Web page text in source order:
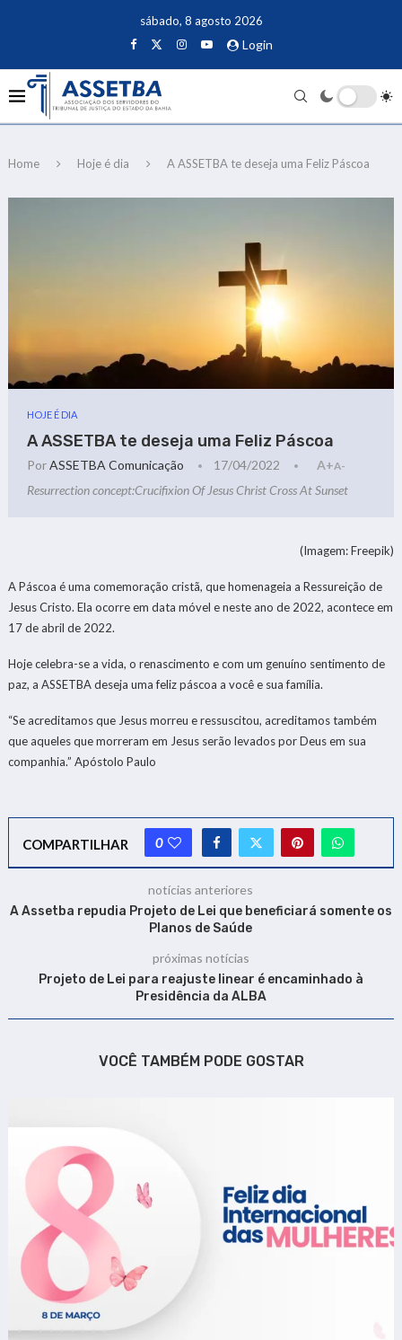
sábado, 8 agosto 2026
Login
Home Hoje é dia A ASSETBA te deseja uma Feliz Páscoa
HOJE É DIA
A ASSETBA te deseja uma Feliz Páscoa
PorASSETBA Comunicação 17/04/2022 A+A-
Resurrection concept:Crucifixion Of Jesus Christ Cross At Sunset
(Imagem: Freepik)
A Páscoa é uma comemoração cristã, que homenageia a Ressureição de
Jesus Cristo. Ela ocorre em data móvel e neste ano de 2022, acontece em
17 de abril de 2022.
Hoje celebra-se a vida, o renascimento e com um genuíno sentimento de
paz, a ASSETBA deseja uma feliz páscoa a você e sua família.
“Se acreditamos que Jesus morreu e ressuscitou, acreditamos também
que aqueles que morreram em Jesus serão levados por Deus em sua
companhia.” Apóstolo Paulo
COMPARTILHAR 0
notícias anteriores
A Assetba repudia Projeto de Lei que beneficiará somente os
Planos de Saúde
próximas notícias
Projeto de Lei para reajuste linear é encaminhado à
Presidência da ALBA
VOCÊ TAMBÉM PODE GOSTAR